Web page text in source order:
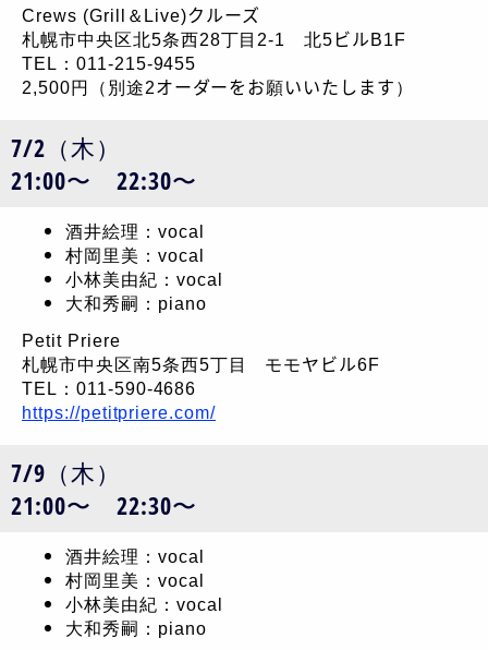
Crews (Grill＆Live)クルーズ
札幌市中央区北5条西28丁目2-1 北5ビルB1F
TEL：011-215-9455
2,500円（別途2オーダーをお願いいたします）
7/2（木）
21:00〜 22:30〜
酒井絵理：vocal
村岡里美：vocal
小林美由紀：vocal
大和秀嗣：piano
Petit Priere
札幌市中央区南5条西5丁目 モモヤビル6F
TEL：011-590-4686
https://petitpriere.com/
7/9（木）
21:00〜 22:30〜
酒井絵理：vocal
村岡里美：vocal
小林美由紀：vocal
大和秀嗣：piano